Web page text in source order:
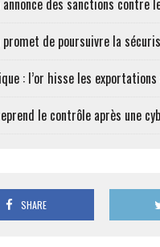
des sanctions contre
de poursuivre la
: l’or hisse les
le contrôle après une
SHARE